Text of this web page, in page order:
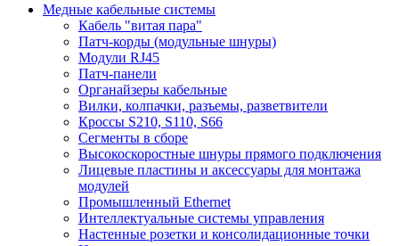
Медные кабельные системы
Кабель "витая пара"
Патч-корды (модульные шнуры)
Модули RJ45
Патч-панели
Органайзеры кабельные
Вилки, колпачки, разъемы, разветвители
Кроссы S210, S110, S66
Сегменты в сборе
Высокоскоростные шнуры прямого подключения
Лицевые пластины и аксессуары для монтажа
модулей
Промышленный Ethernet
Интеллектуальные системы управления
Настенные розетки и консолидационные точки